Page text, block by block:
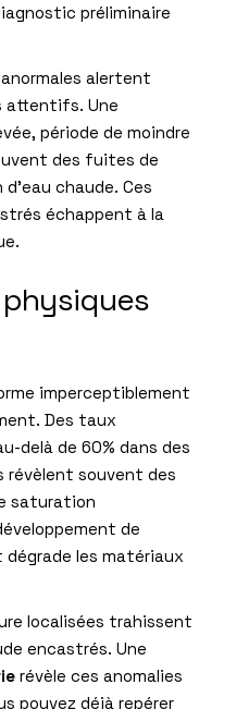
préliminaire
alertent
attentifs. Une
période de moindre
des fuites de
chaude. Ces
échappent à la
imperceptiblement
Des taux
delà de 60% dans des
révèlent souvent des
saturation
de
les matériaux
localisées trahissent
encastrés. Une
révèle ces anomalies
pouvez déjà repérer